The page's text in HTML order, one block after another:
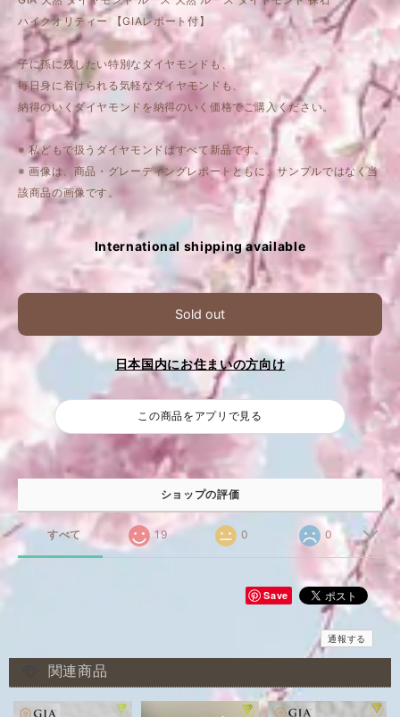
ハイクオリティー 【GIAレポート付】
子に孫に残したい特別なダイヤモンドも、
毎日身に着けられる気軽なダイヤモンドも、
納得のいくダイヤモンドを納得のいく価格でご購入ください。
※ 私どもで扱うダイヤモンドはすべて新品です。
※ 画像は、商品・グレーディングレポートともに、サンプルではなく当
該商品の画像です。
International shipping available
Sold out
日本国内にお住まいの方向け
この商品をアプリで見る
ショップの評価
すべて 19 0 0
Save
通報する
関連商品